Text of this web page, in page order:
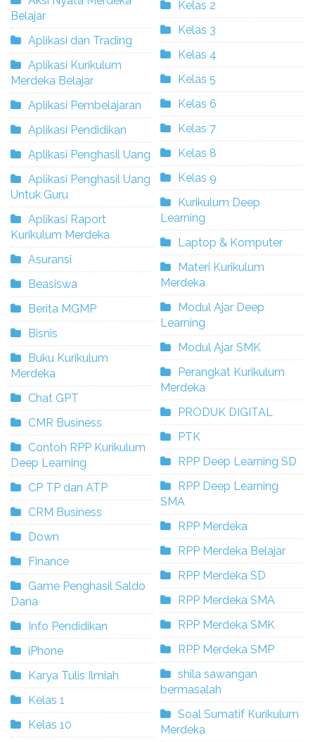
Belajar
Aplikasi dan Trading
Aplikasi Kurikulum
Merdeka Belajar
Aplikasi Pembelajaran
Aplikasi Pendidikan
Aplikasi Penghasil Uang
Aplikasi Penghasil Uang
Untuk Guru
Aplikasi Raport
Kurikulum Merdeka
Asuransi
Beasiswa
Berita MGMP
Bisnis
Buku Kurikulum
Merdeka
Chat GPT
CMR Business
Contoh RPP Kurikulum
Deep Learning
CP TP dan ATP
CRM Business
Down
Finance
Game Penghasil Saldo
Dana
Info Pendidikan
iPhone
Karya Tulis Ilmiah
Kelas 1
Kelas 10
Kelas 2
Kelas 3
Kelas 4
Kelas 5
Kelas 6
Kelas 7
Kelas 8
Kelas 9
Kurikulum Deep
Learning
Laptop & Komputer
Materi Kurikulum
Merdeka
Modul Ajar Deep
Learning
Modul Ajar SMK
Perangkat Kurikulum
Merdeka
PRODUK DIGITAL
PTK
RPP Deep Learning SD
RPP Deep Learning
SMA
RPP Merdeka
RPP Merdeka Belajar
RPP Merdeka SD
RPP Merdeka SMA
RPP Merdeka SMK
RPP Merdeka SMP
shila sawangan
bermasalah
Soal Sumatif Kurikulum
Merdeka